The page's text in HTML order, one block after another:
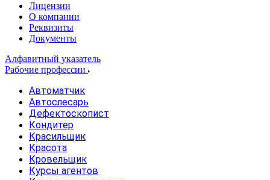
Лицензии
О компании
Реквизиты
Документы
Алфавитный указатель
Рабочие профессии
Автоматчик
Автослесарь
Дефектоскопист
Кондитер
Красильщик
Красота
Кровельщик
Курсы агентов